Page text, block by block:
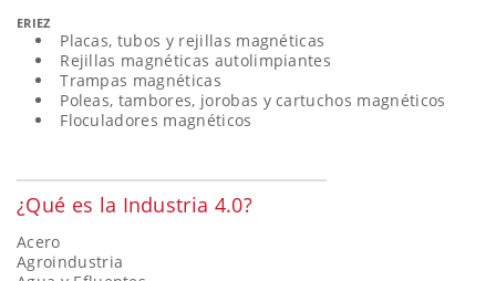
ERIEZ
Placas, tubos y rejillas magnéticas
Rejillas magnéticas autolimpiantes
Trampas magnéticas
Poleas, tambores, jorobas y cartuchos magnéticos
Floculadores magnéticos
¿Qué es la Industria 4.0?
Acero
Agroindustria